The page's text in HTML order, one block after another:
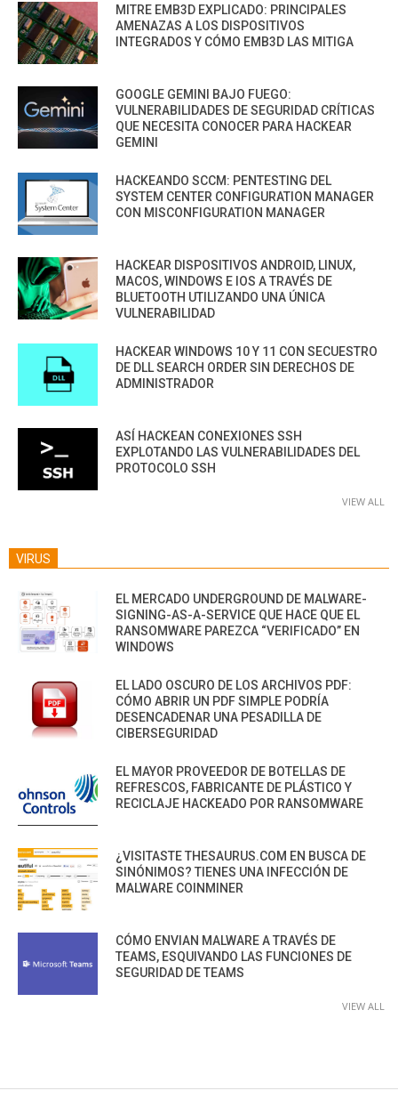
MITRE EMB3D EXPLICADO: PRINCIPALES
AMENAZAS A LOS DISPOSITIVOS
INTEGRADOS Y CÓMO EMB3D LAS MITIGA
GOOGLE GEMINI BAJO FUEGO:
VULNERABILIDADES DE SEGURIDAD CRÍTICAS
QUE NECESITA CONOCER PARA HACKEAR
GEMINI
HACKEANDO SCCM: PENTESTING DEL
SYSTEM CENTER CONFIGURATION MANAGER
CON MISCONFIGURATION MANAGER
HACKEAR DISPOSITIVOS ANDROID, LINUX,
MACOS, WINDOWS E IOS A TRAVÉS DE
BLUETOOTH UTILIZANDO UNA ÚNICA
VULNERABILIDAD
HACKEAR WINDOWS 10 Y 11 CON SECUESTRO
DE DLL SEARCH ORDER SIN DERECHOS DE
ADMINISTRADOR
ASÍ HACKEAN CONEXIONES SSH
EXPLOTANDO LAS VULNERABILIDADES DEL
PROTOCOLO SSH
VIEW ALL
VIRUS
EL MERCADO UNDERGROUND DE MALWARE-
SIGNING-AS-A-SERVICE QUE HACE QUE EL
RANSOMWARE PAREZCA “VERIFICADO” EN
WINDOWS
EL LADO OSCURO DE LOS ARCHIVOS PDF:
CÓMO ABRIR UN PDF SIMPLE PODRÍA
DESENCADENAR UNA PESADILLA DE
CIBERSEGURIDAD
EL MAYOR PROVEEDOR DE BOTELLAS DE
REFRESCOS, FABRICANTE DE PLÁSTICO Y
RECICLAJE HACKEADO POR RANSOMWARE
¿VISITASTE THESAURUS.COM EN BUSCA DE
SINÓNIMOS? TIENES UNA INFECCIÓN DE
MALWARE COINMINER
CÓMO ENVIAN MALWARE A TRAVÉS DE
TEAMS, ESQUIVANDO LAS FUNCIONES DE
SEGURIDAD DE TEAMS
VIEW ALL